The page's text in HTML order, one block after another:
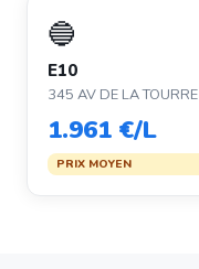
🔵
E10
345 AV DE LA TOURRE
1.961 €/L
PRIX MOYEN